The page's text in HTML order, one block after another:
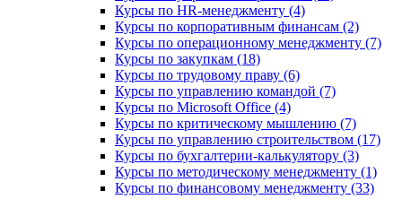
Курсы по HR-менеджменту (4)
Курсы по корпоративным финансам (2)
Курсы по операционному менеджменту (7)
Курсы по закупкам (18)
Курсы по трудовому праву (6)
Курсы по управлению командой (7)
Курсы по Microsoft Office (4)
Курсы по критическому мышлению (7)
Курсы по управлению строительством (17)
Курсы по бухгалтерии-калькулятору (3)
Курсы по методическому менеджменту (1)
Курсы по финансовому менеджменту (33)